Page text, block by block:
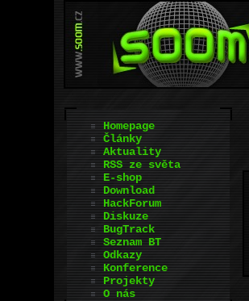
Homepage
Články
Aktuality
RSS ze světa
E-shop
Download
HackForum
Diskuze
BugTrack
Seznam BT
Odkazy
Konference
Projekty
O nás